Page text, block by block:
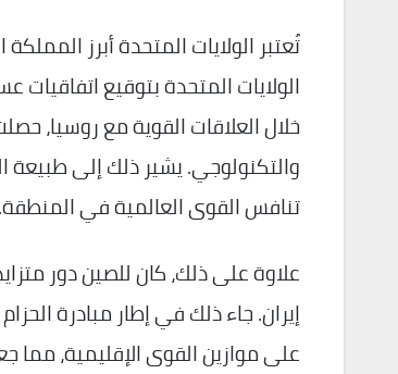
تُعتبر الولايات المتحدة أبرز
الولايات المتحدة بتوقيع
خلال العلاقات القوية مع روسيا،
والتكنولوجي. يشير ذلك إلى طبيعة
تنافس القوى العالمية في المنطقة.
علاوة على ذلك، كان للصين دور
إيران. جاء ذلك في إطار مبادرة
على موازين القوى الإقليمية، مما